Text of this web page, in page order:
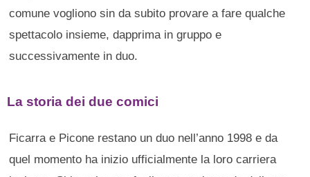
comune vogliono sin da subito provare a fare qualche
spettacolo insieme, dapprima in gruppo e
successivamente in duo.
La storia dei due comici
Ficarra e Picone restano un duo nell’anno 1998 e da
quel momento ha inizio ufficialmente la loro carriera